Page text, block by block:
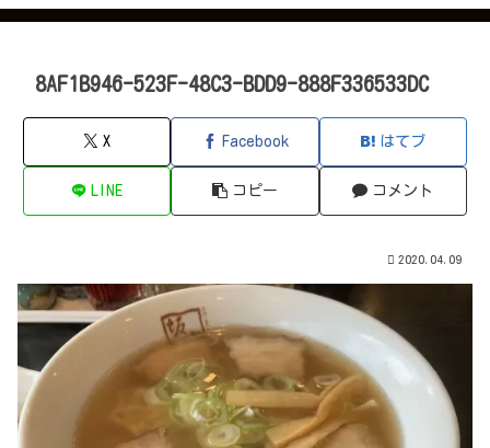
8AF1B946-523F-48C3-BDD9-888F336533DC
X Facebook はてブ
LINE コピー コメント
2020.04.09